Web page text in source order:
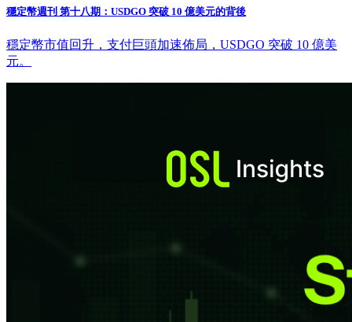
穩定幣週刊 第十八期：USDGO 突破 10 億美元的背後
穩定幣市值回升，支付巨頭加速佈局，USDGO 突破 10 億美
元。